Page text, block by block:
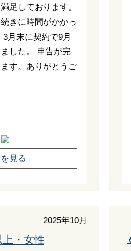
足しております。
きに時間がかかっ
月末に契約で9月
した。 申告が完
す。ありがとうご
見る
2025年10月
・女性